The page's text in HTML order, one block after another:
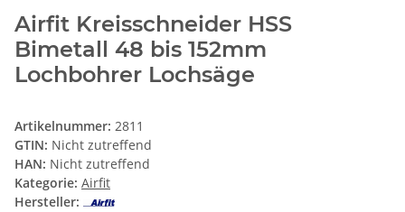
Airfit Kreisschneider HSS
Bimetall 48 bis 152mm
Lochbohrer Lochsäge
Artikelnummer: 2811
GTIN: Nicht zutreffend
HAN: Nicht zutreffend
Kategorie: Airfit
Hersteller: